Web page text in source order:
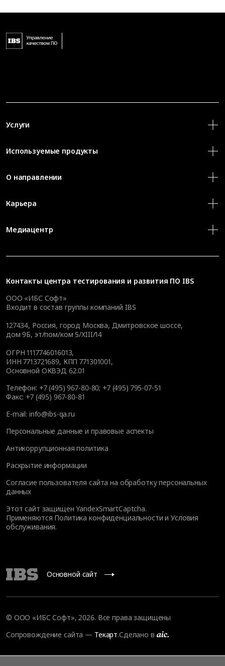
Контакты центра тестирования и развития ПО IBS
ООО «ИБС Софт»
Входит в состав группы компаний IBS
127434, Россия, город Москва, Дмитровское шоссе,
дом 9Б, эт/пом/ком 5/XIII/14
ОГРН 1117746016013,
ИНН 7713721689, КПП 771301001,
Основной ОКВЭД 62.01
Телефон: +7 (495) 967-80-80; +7 (495) 795-07-51
Факс: +7 (495) 967-80-81
E-mail: info@ibs-qa.ru
Персональные данные и правовые аспекты
Антикоррупционная политика
Раскрытие информации
Согласие пользователя сайта на обработку персональных
данных
Этот сайт защищен YandexSmartCaptcha.
Применяются Политика конфиденциальности иУсловия
обслуживания.
Услуги
Используемые продукты
О направлении
Карьера
Медиацентр
Основной сайт
© ООО «ИБС Софт», 2026. Все права защищены
Сопровождение сайта — Текарт.Сделано в